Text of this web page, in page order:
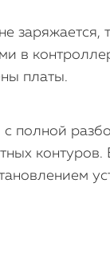
заряжается,
в
платы.
полной